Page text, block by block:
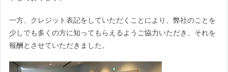
一方、クレジット表記をしていただくことにより、弊社のことを
少しでも多くの方に知ってもらえるようご協力いただき、それを
報酬とさせていただきました。